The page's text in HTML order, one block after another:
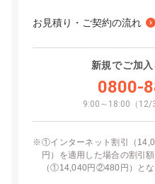
お見積り・ご契約の流れ
新規でご加
0800-
9:00～18:00（12/
※①インターネット割引（
円）を適用した場合の割引
（①14,040円②480円）とな